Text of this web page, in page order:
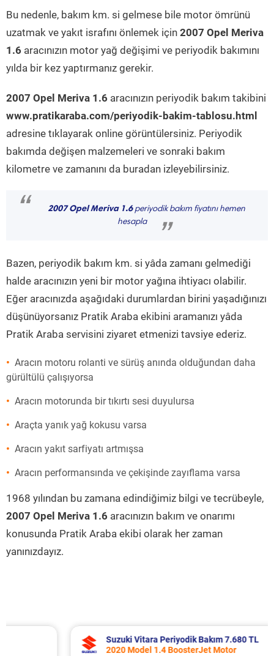
Bu nedenle, bakım km. si gelmese bile motor ömrünü
uzatmak ve yakıt israfını önlemek için 2007 Opel Meriva
1.6 aracınızın motor yağ değişimi ve periyodik bakımını
yılda bir kez yaptırmanız gerekir.
2007 Opel Meriva 1.6 aracınızın periyodik bakım takibini
www.pratikaraba.com/periyodik-bakim-tablosu.html
adresine tıklayarak online görüntülersiniz. Periyodik
bakımda değişen malzemeleri ve sonraki bakım
kilometre ve zamanını da buradan izleyebilirsiniz.
“ 2007 Opel Meriva 1.6periyodik bakım fiyatını hemen
hesapla
”
Bazen, periyodik bakım km. si yâda zamanı gelmediği
halde aracınızın yeni bir motor yağına ihtiyacı olabilir.
Eğer aracınızda aşağıdaki durumlardan birini yaşadığınızı
düşünüyorsanız Pratik Araba ekibini aramanızı yâda
Pratik Araba servisini ziyaret etmenizi tavsiye ederiz.
Aracın motoru rolanti ve sürüş anında olduğundan daha
gürültülü çalışıyorsa
Aracın motorunda bir tıkırtı sesi duyulursa
Araçta yanık yağ kokusu varsa
Aracın yakıt sarfiyatı artmışsa
Aracın performansında ve çekişinde zayıflama varsa
1968 yılından bu zamana edindiğimiz bilgi ve tecrübeyle,
2007 Opel Meriva 1.6 aracınızın bakım ve onarımı
konusunda Pratik Araba ekibi olarak her zaman
yanınızdayız.
Suzuki Vitara Periyodik Bakım 7.680 TL
2020 Model 1.4 BoosterJet Motor